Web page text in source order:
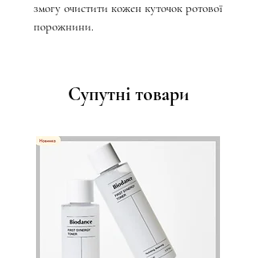
змогу очистити кожен куточок ротової
порожнини.
Супутні товари